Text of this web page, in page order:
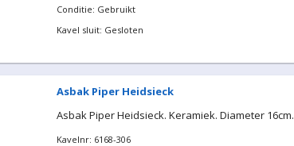
Conditie: Gebruikt
Kavel sluit: Gesloten
Asbak Piper Heidsieck
Asbak Piper Heidsieck. Keramiek. Diameter 16cm.
Kavelnr: 6168-306